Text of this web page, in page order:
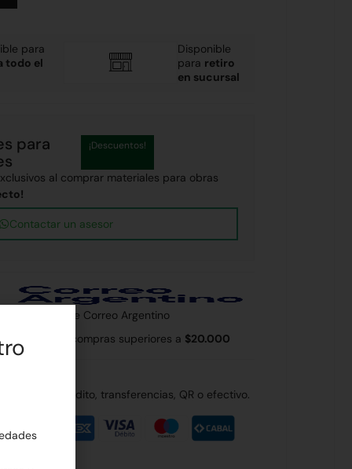
para
todo el
Disponible
para retiro
en sucursal
para
¡Descuentos!
al comprar materiales para obras
Contactar un asesor
a través de Correo Argentino
Rodríguez en compras superiores a $20.000
débito, crédito, transferencias, QR o efectivo.